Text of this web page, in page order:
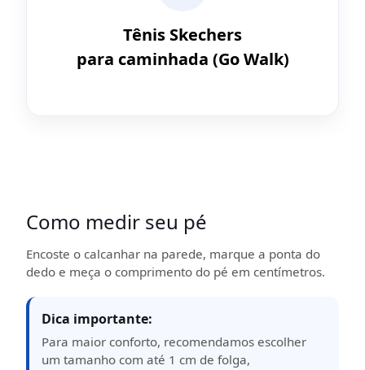
Tênis Skechers
para caminhada (Go Walk)
Como medir seu pé
Encoste o calcanhar na parede, marque a ponta do
dedo e meça o comprimento do pé em centímetros.
Dica importante:
Para maior conforto, recomendamos escolher
um tamanho com até 1 cm de folga,